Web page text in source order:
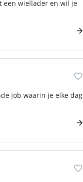
een wiellader en wil je
job waarin je elke dag